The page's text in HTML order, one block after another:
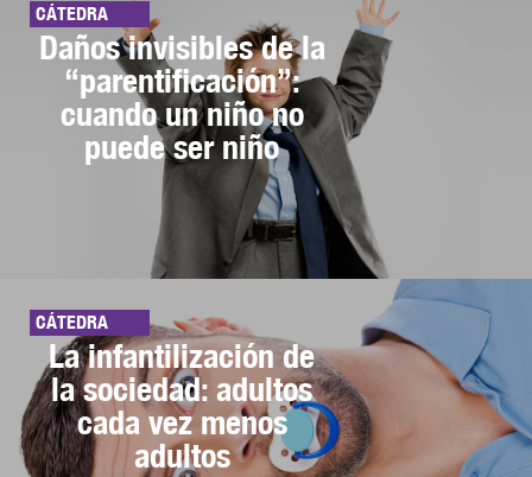
CÁTEDRA
Daños invisibles de la
“parentificación”:
cuando un niño no
puede ser niño
CÁTEDRA
La infantilización de
la sociedad: adultos
cada vez menos
adultos